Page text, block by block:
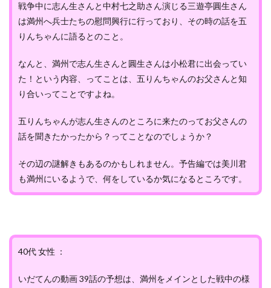
戦争中に志ん生さんと中村七之助さん演じる三遊亭圓生さん
は満州へ兵士たちの慰問興行に行っており、その時の話を五
りんちゃんに語るとのこと。
なんと、満州で志ん生さんと圓生さんは小松君に出会ってい
た！という内容、ってことは、五りんちゃんのお父さんと知
り合いってことですよね。
五りんちゃんが志ん生さんのところに来たのってお父さんの
話を聞きたかったから？ってことなのでしょうか？
その辺の謎解きもあるのかもしれません。予告編では美川君
も満州にいるようで、何をしているか気になるところです。
40代 女性 ：
いだてんの動画 39話の予想は、満州をメインとした戦中の様